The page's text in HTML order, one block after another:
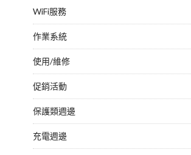
WiFi服務
作業系統
使用/維修
促銷活動
保護類週邊
充電週邊